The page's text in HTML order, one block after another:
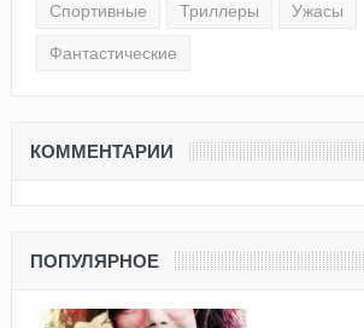
Спортивные Триллеры Ужасы
Фантастические
КОММЕНТАРИИ
ПОПУЛЯРНОЕ